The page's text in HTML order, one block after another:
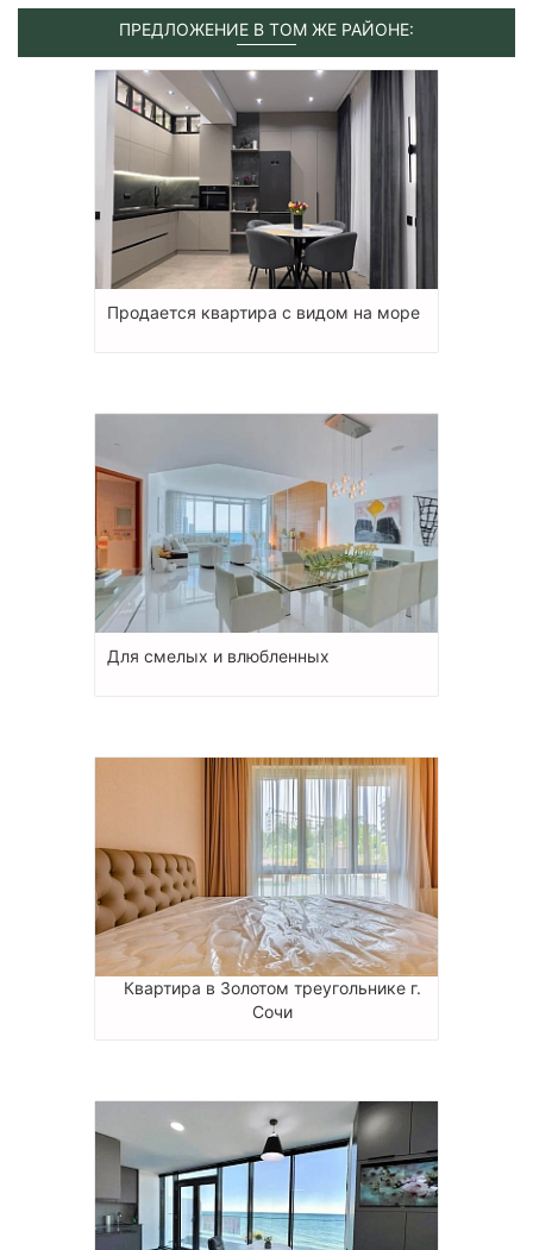
ПРЕДЛОЖЕНИЕ В ТОМ ЖЕ РАЙОНЕ:
Продается квартира с видом на море
Для смелых и влюбленных
Квартира в Золотом треугольнике г.
Сочи